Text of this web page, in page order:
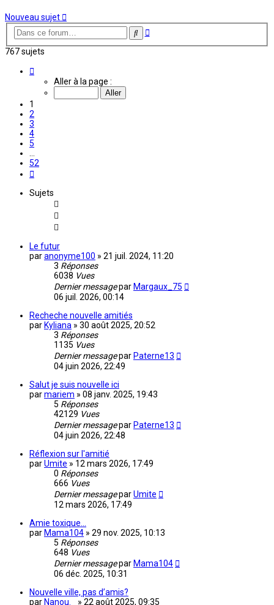
Nouveau sujet
Rechercher
Recherche
767 sujets
Aller à la page :
1
2
3
4
5
52
Sujets
Le futur
paranonyme100 » 21 juil. 2024, 11:20
3 Réponses
6038 Vues
Dernier messagepar Margaux_75
06 juil. 2026, 00:14
Recheche nouvelle amitiés
par Kyliana » 30 août 2025, 20:52
3 Réponses
1135 Vues
Dernier messagepar Paterne13
04 juin 2026, 22:49
Salut je suis nouvelle ici
parmariem » 08 janv. 2025, 19:43
5 Réponses
42129 Vues
Dernier messagepar Paterne13
04 juin 2026, 22:48
Réflexion sur l'amitié
parUmite » 12 mars 2026, 17:49
0 Réponses
666 Vues
Dernier messageparUmite
12 mars 2026, 17:49
Amie toxique...
par Mama104 » 29 nov. 2025, 10:13
5 Réponses
648 Vues
Dernier messagepar Mama104
06 déc. 2025, 10:31
Nouvelle ville, pas d’amis?
par Nanou._ » 22 août 2025, 09:35